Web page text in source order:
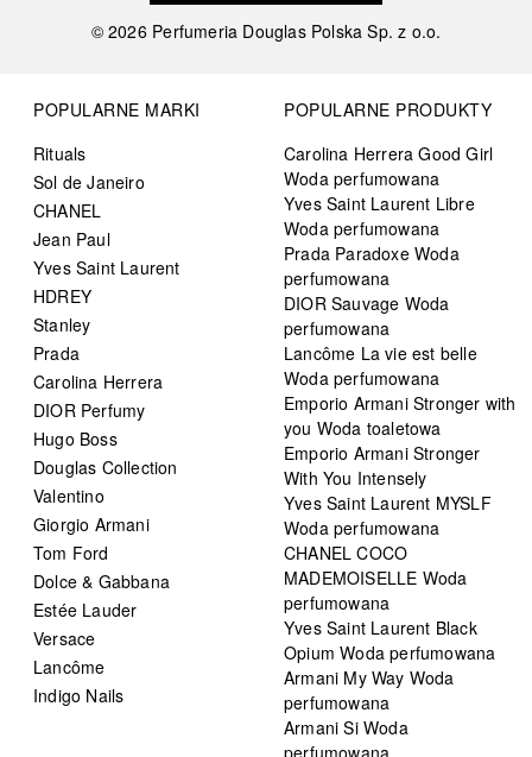
©2026 Perfumeria Douglas Polska Sp. z o.o.
POPULARNE MARKI
Rituals
Sol de Janeiro
CHANEL
Jean Paul
Yves Saint Laurent
HDREY
Stanley
Prada
Carolina Herrera
DIOR Perfumy
Hugo Boss
Douglas Collection
Valentino
Giorgio Armani
Tom Ford
Dolce & Gabbana
Estée Lauder
Versace
Lancôme
Indigo Nails
POPULARNE PRODUKTY
Carolina Herrera Good Girl
Woda perfumowana
Yves Saint Laurent Libre
Woda perfumowana
Prada Paradoxe Woda
perfumowana
DIOR Sauvage Woda
perfumowana
Lancôme La vie est belle
Woda perfumowana
Emporio Armani Stronger with
you Woda toaletowa
Emporio Armani Stronger
With You Intensely
Yves Saint Laurent MYSLF
Woda perfumowana
CHANEL COCO
MADEMOISELLE Woda
perfumowana
Yves Saint Laurent Black
Opium Woda perfumowana
Armani My Way Woda
perfumowana
Armani Si Woda
perfumowana